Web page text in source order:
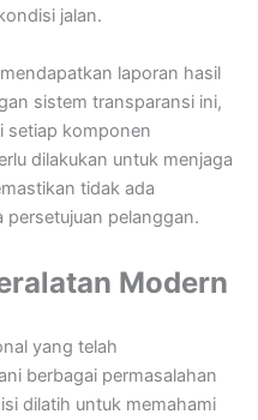
jalan.
laporan hasil
sistem transparansi ini,
setiap komponen
dilakukan untuk menjaga
tidak ada
pelanggan.
Modern
yang telah
berbagai permasalahan
dilatih untuk memahami